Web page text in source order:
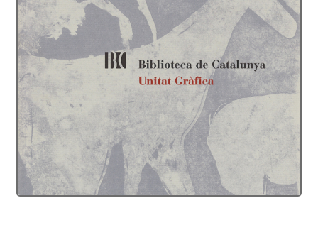
Protecció de dades
Termes i condicions